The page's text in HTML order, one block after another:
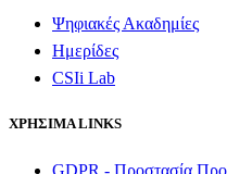
Ψηφιακές Ακαδημίες
Ημερίδες
CSIi Lab
ΧΡΗΣΙΜΑ LINKS